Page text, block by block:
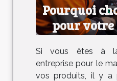
Pourquoi
pour
Si vous êtes à
entreprise pour le
vos produits, il y a